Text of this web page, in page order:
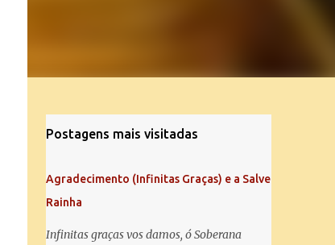
Postagens mais visitadas
Agradecimento (Infinitas Graças) e a Salve
Rainha
Infinitas graças vos damos, ó Soberana